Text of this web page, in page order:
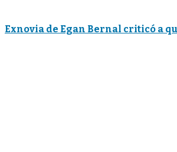
Exnovia de Egan Bernal criticó a